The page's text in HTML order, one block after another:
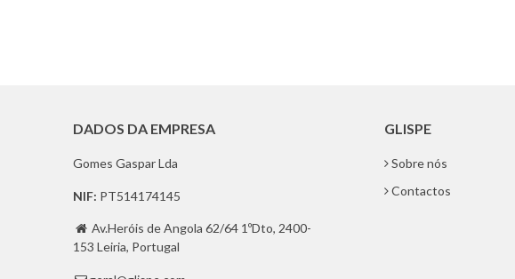
DADOS DA EMPRESA
Gomes Gaspar Lda
NIF: PT514174145
 Av.Heróis de Angola 62/64 1ºDto, 2400-
153 Leiria, Portugal
GLISPE
Sobre nós
Contactos